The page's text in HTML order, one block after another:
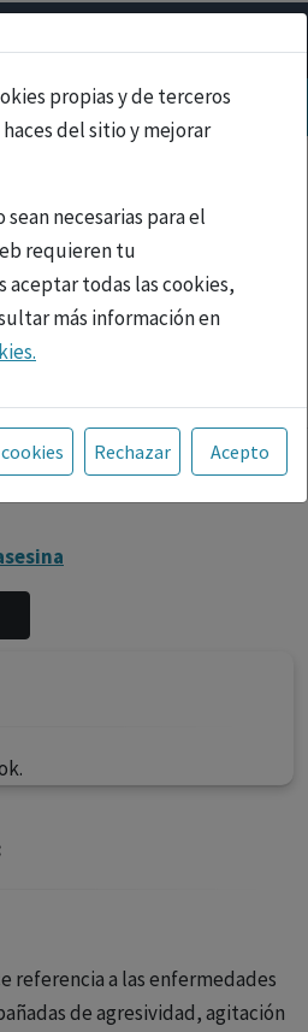
propias y de terceros
del sitio y mejorar
necesarias para el
requieren tu
todas las cookies,
más información en
en la Página Web está
español y, por
sanitarios legalmente
o dispensar medicamentos
meramente informativo,
los profesionales
y decidir, en cada
más adecuado a las
Rechazar Acepto
referencia a las enfermedades
de agresividad, agitación